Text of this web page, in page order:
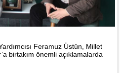
Feramuz Üstün, Millet
birtakım önemli açıklamalarda